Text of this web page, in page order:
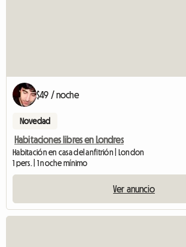
$49 / noche
Novedad
Habitaciones libres en Londres
Habitación en casa del anfitrión | London
1 pers. | 1 noche mínimo
Ver anuncio